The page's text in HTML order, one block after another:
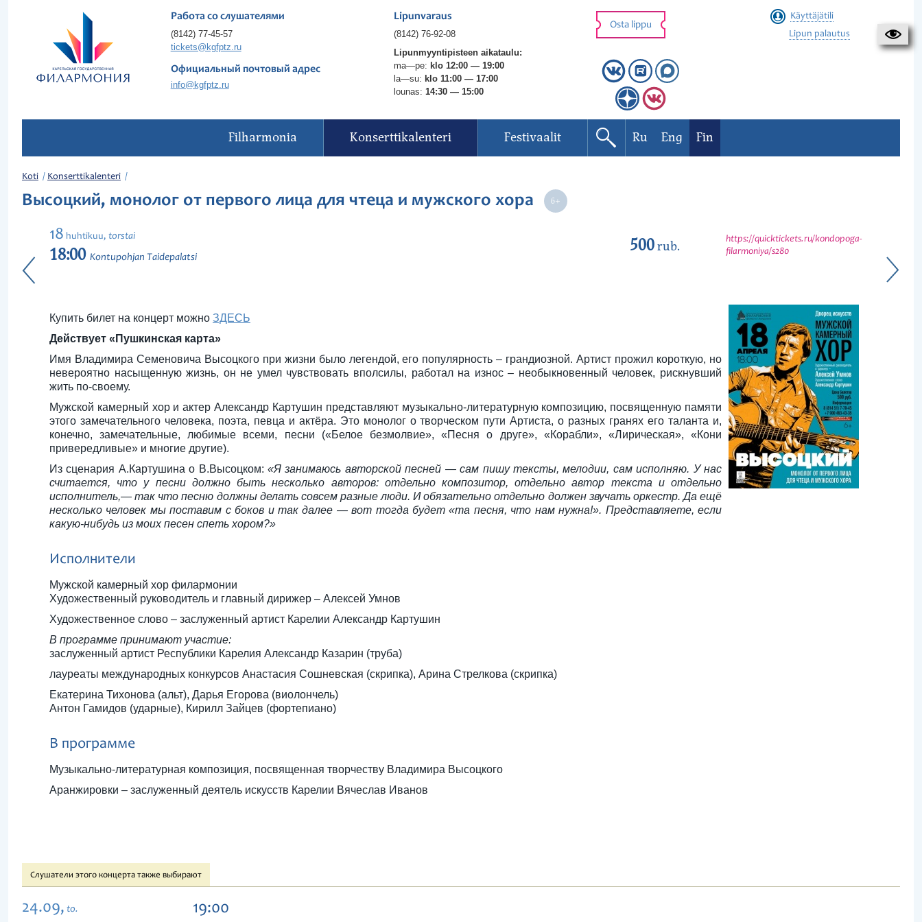
Работа со слушателями
(8142) 77-45-57
tickets@kgfptz.ru
Официальный почтовый адрес
info@kgfptz.ru
Lipunvaraus
(8142) 76-92-08
Lipunmyyntipisteen aikataulu:
ma—pe: klo 12:00 — 19:00
la—su: klo 11:00 — 17:00
lounas: 14:30 — 15:00
Osta lippu
Käyttäjätili
Lipun palautus
Filharmonia Konserttikalenteri Festivaalit Ru Eng Fin
Koti Konserttikalenteri
Высоцкий, монолог от первого лица для чтеца и мужского хора
18 huhtikuu, torstai
18:00 Kontupohjan Taidepalatsi
500rub.
https://quicktickets.ru/kondopoga-
filarmoniya/s280
Купить билет на концерт можно ЗДЕСЬ
Действует «Пушкинская карта»
Имя Владимира Семеновича Высоцкого при жизни было легендой, его популярность – грандиозной. Артист прожил короткую, но
невероятно насыщенную жизнь, он не умел чувствовать вполсилы, работал на износ – необыкновенный человек, рискнувший
жить по-своему.
Мужской камерный хор и актер Александр Картушин представляют музыкально-литературную композицию, посвященную памяти
этого замечательного человека, поэта, певца и актёра. Это монолог о творческом пути Артиста, о разных гранях его таланта и,
конечно, замечательные, любимые всеми, песни («Белое безмолвие», «Песня о друге», «Корабли», «Лирическая», «Кони
привередливые» и многие другие).
Из сценария А.Картушина о В.Высоцком:«Я занимаюсь авторской песней — сам пишу тексты, мелодии, сам исполняю. У нас
считается, что у песни должно быть несколько авторов: отдельно композитор, отдельно автор текста и отдельно
исполнитель,— так что песню должны делать совсем разные люди. И обязательно отдельно должен звучать оркестр. Да ещё
несколько человек мы поставим с боков и так далее — вот тогда будет «та песня, что нам нужна!». Представляете, если
какую-нибудь из моих песен спеть хором?»
Исполнители
Мужской камерный хор филармонии
Художественный руководитель и главный дирижер – Алексей Умнов
Художественное слово – заслуженный артист Карелии Александр Картушин
В программе принимают участие:
заслуженный артист Республики Карелия Александр Казарин (труба)
лауреаты международных конкурсов Анастасия Сошневская (скрипка), Арина Стрелкова (скрипка)
Екатерина Тихонова (альт), Дарья Егорова (виолончель)
Антон Гамидов (ударные), Кирилл Зайцев (фортепиано)
В программе
Музыкально-литературная композиция, посвященная творчеству Владимира Высоцкого
Аранжировки – заслуженный деятель искусств Карелии Вячеслав Иванов
Слушатели этого концерта также выбирают
24.09, to. 19:00